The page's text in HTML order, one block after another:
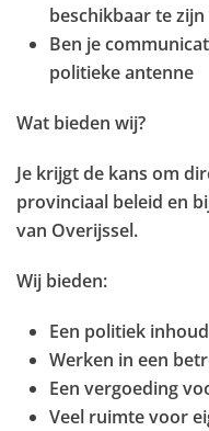
beschikbaar te zijn
Ben je
politieke antenne
Wat bieden wij?
Je krijgt de kans om
provinciaal beleid en
van Overijssel.
Wij bieden:
Een politiek
Werken in een
Een vergoeding
Veel ruimte voor